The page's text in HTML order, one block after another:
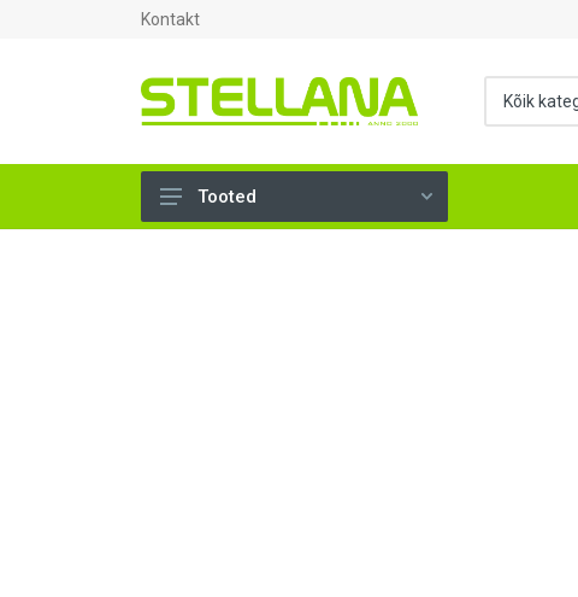
Kontakt
Tooted